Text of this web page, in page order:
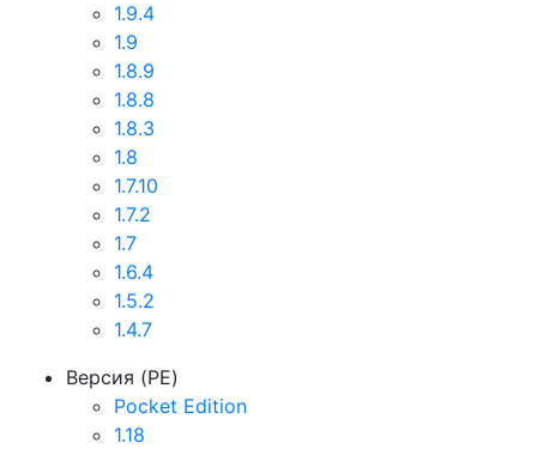
1.9.4
1.9
1.8.9
1.8.8
1.8.3
1.8
1.7.10
1.7.2
1.7
1.6.4
1.5.2
1.4.7
Версия (PE)
Pocket Edition
1.18